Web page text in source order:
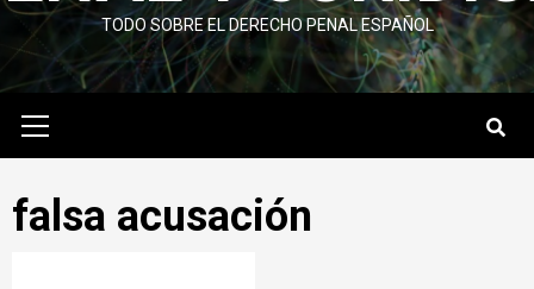
TODO SOBRE EL DERECHO PENAL ESPAÑOL
primario
falsa acusación